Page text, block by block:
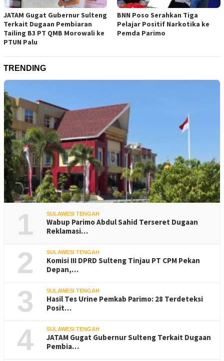
JATAM Gugat Gubernur Sulteng
Terkait Dugaan Pembiaran
Tailing B3 PT QMB Morowali ke
PTUN Palu
BNN Poso Serahkan Tiga
Pelajar Positif Narkotika ke
Pemda Parimo
TRENDING
1 SULAWESI TENGAH
Wabup Parimo Abdul Sahid Terseret Dugaan
Reklamasi…
2 SULAWESI TENGAH
Komisi III DPRD Sulteng Tinjau PT CPM Pekan
Depan,…
3 SULAWESI TENGAH
Hasil Tes Urine Pemkab Parimo: 28 Terdeteksi
Posit…
4 SULAWESI TENGAH
JATAM Gugat Gubernur Sulteng Terkait Dugaan
Pembia…